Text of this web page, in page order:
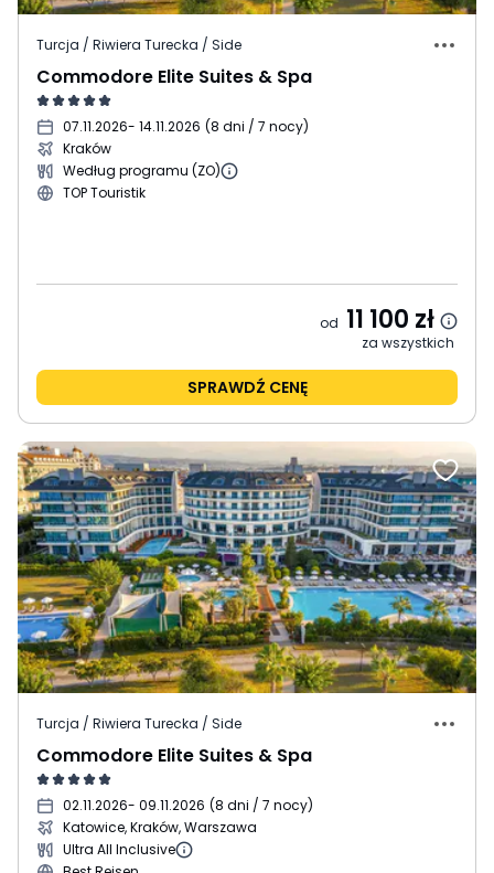
Turcja / Riwiera Turecka / Side
Commodore Elite Suites & Spa
07.11.2026- 14.11.2026 (8 dni / 7 nocy)
Kraków
Według programu (ZO)
TOP Touristik
od 11 100 zł
za wszystkich
SPRAWDŹ CENĘ
Turcja / Riwiera Turecka / Side
Commodore Elite Suites & Spa
02.11.2026- 09.11.2026 (8 dni / 7 nocy)
Katowice, Kraków, Warszawa
Ultra All Inclusive